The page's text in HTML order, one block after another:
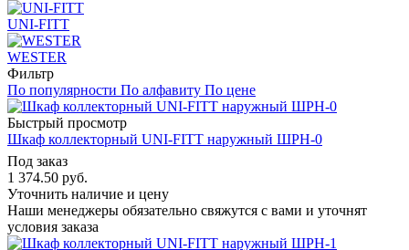
UNI-FITT
WESTER
Фильтр
По популярности По алфавиту По цене
Быстрый просмотр
Шкаф коллекторный UNI-FITT наружный ШРН-0
Под заказ
1 374.50 руб.
Уточнить наличие и цену
Наши менеджеры обязательно свяжутся с вами и уточнят
условия заказа